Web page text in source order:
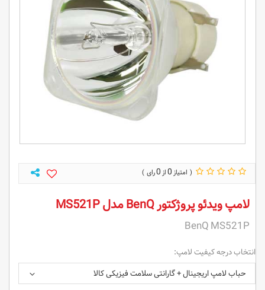
0
0
لامپ ویدئو پروژکتور BenQ مدل MS521P
BenQ MS521P
انتخاب درجه کیفیت لامپ:
حباب لامپ اریجینال + گارانتی سلامت فیزیکی کالا